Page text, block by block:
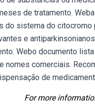
de tratamento.
do sistema do
e
Webo documento
comerciais.
de
For more